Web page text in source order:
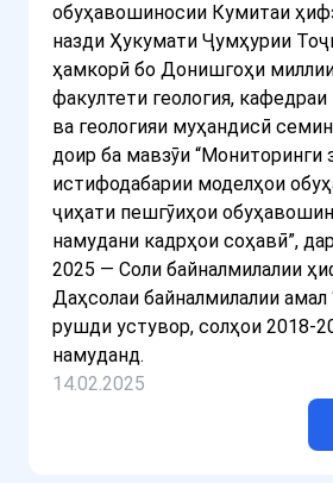
обуҳавошиносии Кумитаи
назди Ҳукумати Ҷумҳурии
ҳамкорӣ бо Донишгоҳи
факултети геология, кафедраи
ва геологияи муҳандисӣ
доир ба мавзӯи “Мониторинги
истифодабарии моделҳои
ҷиҳати пешгӯиҳои
намудани кадрҳои соҳавӣ”,
2025 — Соли байналмилалии
Даҳсолаи байналмилалии амал
рушди устувор, солҳои 2018-
намуданд.
14.02.2025